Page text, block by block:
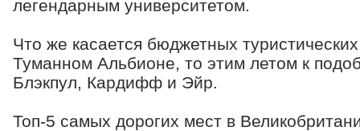
легендарным университетом.
Что же касается бюджетных
Туманном Альбионе, то этим летом к
Блэкпул, Кардифф и Эйр.
Топ-5 самых дорогих мест в